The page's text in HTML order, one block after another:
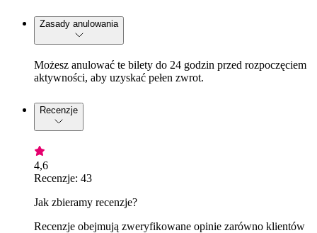
Zasady anulowania
Możesz anulować te bilety do 24 godzin przed rozpoczęciem
aktywności, aby uzyskać pełen zwrot.
Recenzje
4,6
Recenzje: 43
Jak zbieramy recenzje?
Recenzje obejmują zweryfikowane opinie zarówno klientów